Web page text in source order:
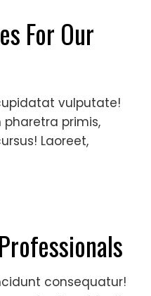
For Our
vulputate!
pharetra primis,
Laoreet,
consequatur!